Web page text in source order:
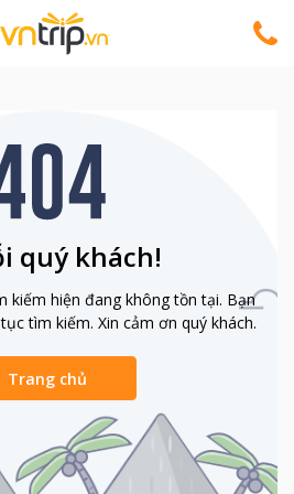
quý khách!
kiếm hiện đang không tồn tại. Bạn
tìm kiếm. Xin cảm ơn quý khách.
Trang chủ